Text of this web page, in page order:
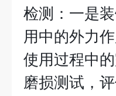
检测：一是
用中的外力
使用过程中
磨损测试，